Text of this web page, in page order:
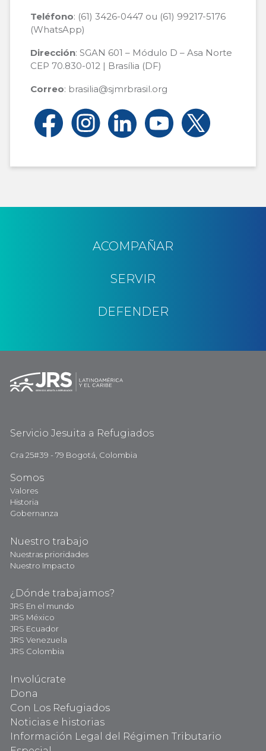
Teléfono: (61) 3426-0447 ou (61) 99217-5176
(WhatsApp)
Dirección: SGAN 601 – Módulo D – Asa Norte
CEP 70.830-012 | Brasília (DF)
Correo: brasilia@sjmrbrasil.org
ACOMPAÑAR
SERVIR
DEFENDER
Servicio Jesuita a Refugiados
Cra 25#39 - 79 Bogotá, Colombia
Somos
Valores
Historia
Gobernanza
Nuestro trabajo
Nuestras prioridades
Nuestro Impacto
¿Dónde trabajamos?
JRS En el mundo
JRS México
JRS Ecuador
JRS Venezuela
JRS Colombia
Involúcrate
Dona
Con Los Refugiados
Noticias e historias
Información Legal del Régimen Tributario